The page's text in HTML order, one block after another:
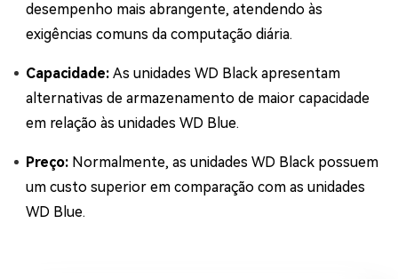
desempenho mais abrangente, atendendo às
exigências comuns da computação diária.
Capacidade: As unidades WD Black apresentam
alternativas de armazenamento de maior capacidade
em relação às unidades WD Blue.
Preço: Normalmente, as unidades WD Black possuem
um custo superior em comparação com as unidades
WD Blue.